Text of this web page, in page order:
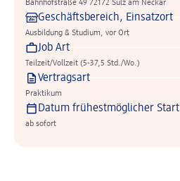
Bahnhofstraße 49 72172 Sulz am Neckar
Geschäftsbereich, Einsatzort
Ausbildung & Studium, vor Ort
Job Art
Teilzeit/Vollzeit (5-37,5 Std./Wo.)
Vertragsart
Praktikum
Datum frühestmöglicher Start
ab sofort